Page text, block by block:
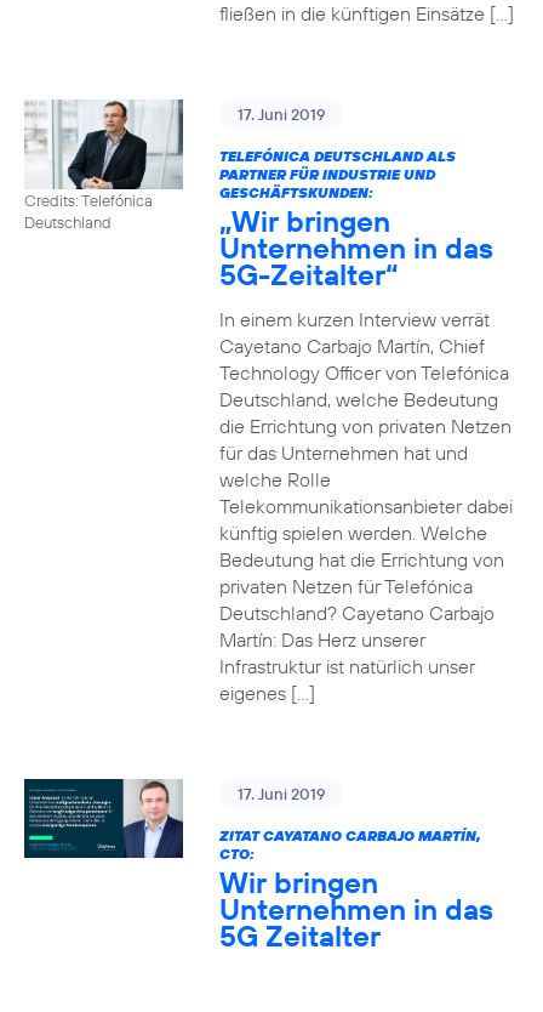
fließen in die künftigen Einsätze […]
Credits: Telefónica
Deutschland
17. Juni 2019
TELEFÓNICA DEUTSCHLAND ALS
PARTNER FÜR INDUSTRIE UND
GESCHÄFTSKUNDEN:
„Wir bringen
Unternehmen in das
5G-Zeitalter“
In einem kurzen Interview verrät
Cayetano Carbajo Martín, Chief
Technology Officer von Telefónica
Deutschland, welche Bedeutung
die Errichtung von privaten Netzen
für das Unternehmen hat und
welche Rolle
Telekommunikationsanbieter dabei
künftig spielen werden. Welche
Bedeutung hat die Errichtung von
privaten Netzen für Telefónica
Deutschland? Cayetano Carbajo
Martín: Das Herz unserer
Infrastruktur ist natürlich unser
eigenes […]
17. Juni 2019
ZITAT CAYATANO CARBAJO MARTÍN,
CTO:
Wir bringen
Unternehmen in das
5G Zeitalter